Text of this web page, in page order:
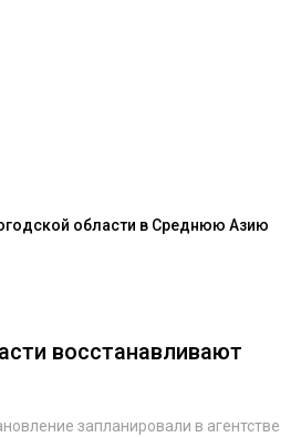
восстанавливают
запланировали в агентстве
области в Среднюю Азию